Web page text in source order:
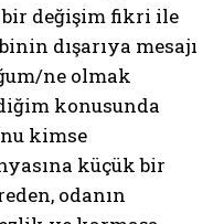
bir değişim fikri ile
dışarıya mesajı
ne olmak
konusunda
kimse
küçük bir
odanın